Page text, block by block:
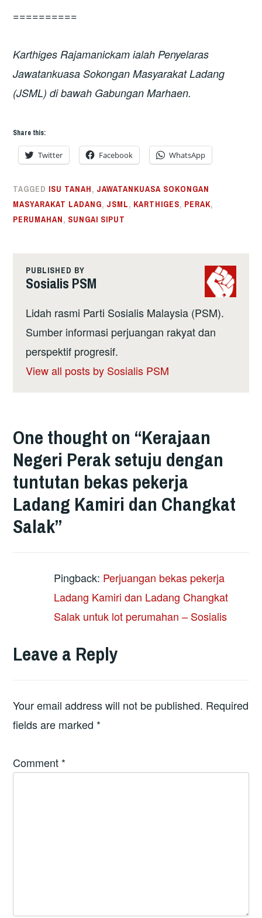
==========
Karthiges Rajamanickam ialah Penyelaras
Jawatankuasa Sokongan Masyarakat Ladang
(JSML) di bawah Gabungan Marhaen.
Share this:
Twitter Facebook WhatsApp
TAGGED ISU TANAH, JAWATANKUASA SOKONGAN
MASYARAKAT LADANG, JSML, KARTHIGES, PERAK,
PERUMAHAN, SUNGAI SIPUT
PUBLISHED BY
Sosialis PSM
Lidah rasmi Parti Sosialis Malaysia (PSM).
Sumber informasi perjuangan rakyat dan
perspektif progresif.
View all posts by Sosialis PSM
One thought on “Kerajaan
Negeri Perak setuju dengan
tuntutan bekas pekerja
Ladang Kamiri dan Changkat
Salak”
Pingback: Perjuangan bekas pekerja
Ladang Kamiri dan Ladang Changkat
Salak untuk lot perumahan – Sosialis
Leave a Reply
Your email address will not be published. Required
fields are marked *
Comment *